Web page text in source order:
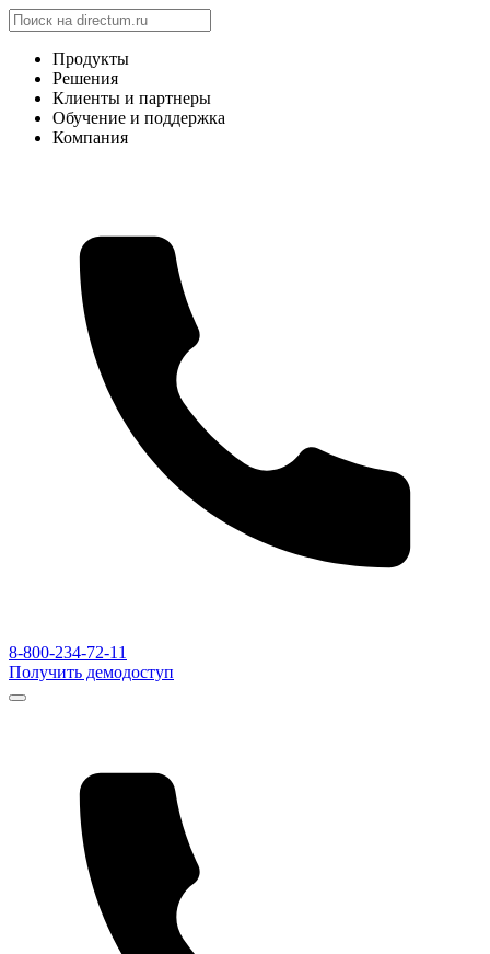
Продукты
Решения
Клиенты и партнеры
Обучение и поддержка
Компания
8-800-234-72-11
Получить демодоступ